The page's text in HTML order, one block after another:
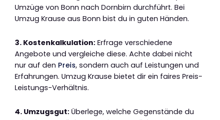
Umzüge von Bonn nach Dornbirn durchführt. Bei
Umzug Krause aus Bonn bist du in guten Händen.
3. Kostenkalkulation: Erfrage verschiedene
Angebote und vergleiche diese. Achte dabei nicht
nur auf den Preis, sondern auch auf Leistungen und
Erfahrungen. Umzug Krause bietet dir ein faires Preis-
Leistungs-Verhältnis.
4. Umzugsgut: Überlege, welche Gegenstände du